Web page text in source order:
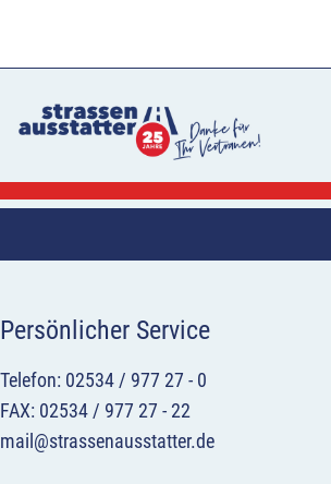
Persönlicher Service
Telefon: 02534 / 977 27 - 0
FAX: 02534 / 977 27 - 22
mail@strassenausstatter.de